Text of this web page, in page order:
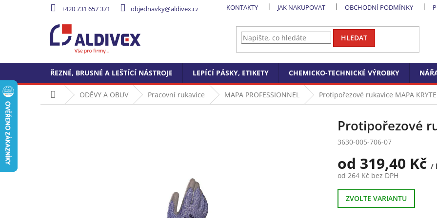
+420 731 657 371 objednavky@aldivex.cz KONTAKTY JAK NAKUPOVAT OBCHODNÍ PODMÍNKY
HLEDAT
ŘEZNÉ, BRUSNÉ A LEŠTÍCÍ NÁSTROJE LEPÍCÍ PÁSKY, ETIKETY CHEMICKO-TECHNICKÉ VÝROBKY
Domů ODĚVY A OBUV Pracovní rukavice MAPA PROFESSIONNEL Protipořezové rukavice MAPA
Protipořezové
3630-005-706-07
od 319,40 Kč /
od 264 Kč bez DPH
Měrná
cena:
ZVOLTE VARIANTU